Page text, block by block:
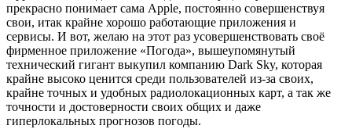
прекрасно понимает сама Apple, постоянно совершенствуя
свои, итак крайне хорошо работающие приложения и
сервисы. И вот, желаю на этот раз усовершенствовать своё
фирменное приложение «Погода», вышеупомянутый
технический гигант выкупил компанию Dark Sky, которая
крайне высоко ценится среди пользователей из-за своих,
крайне точных и удобных радиолокационных карт, а так же
точности и достоверности своих общих и даже
гиперлокальных прогнозов погоды.